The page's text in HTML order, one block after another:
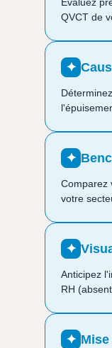
QVCT de
✦
✦
Comparez
votre
✦
Anticipez
RH
✦